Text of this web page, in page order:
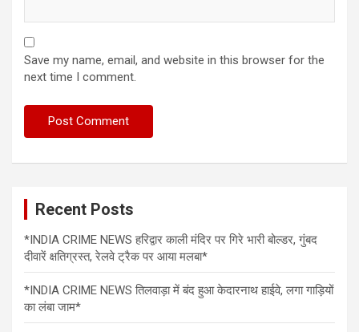
Save my name, email, and website in this browser for the
next time I comment.
Recent Posts
*INDIA CRIME NEWS हरिद्वार काली मंदिर पर गिरे भारी बोल्डर, गुंबद
दीवारें क्षतिग्रस्त, रेलवे ट्रैक पर आया मलबा*
*INDIA CRIME NEWS तिलवाड़ा में बंद हुआ केदारनाथ हाईवे, लगा गाड़ियों
का लंबा जाम*